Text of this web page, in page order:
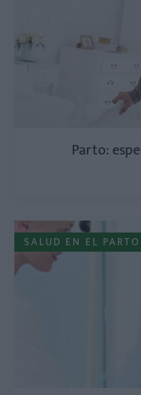
Parto:
SALUD EN EL PARTO